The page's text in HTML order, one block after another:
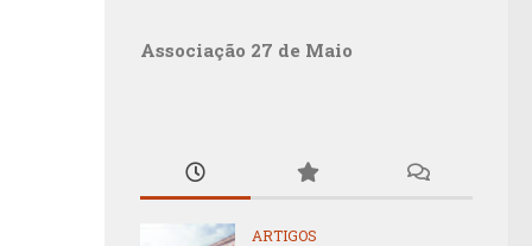
Associação 27 de Maio
ARTIGOS